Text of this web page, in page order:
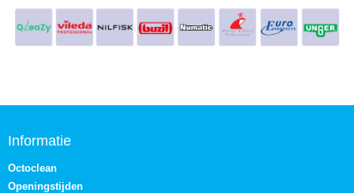
Informatie
Octoclean
Openingstijden